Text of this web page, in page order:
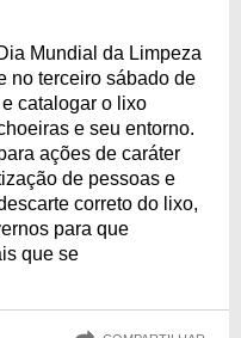
Mundial da Limpeza
no terceiro sábado de
catalogar o lixo
e seu entorno.
ações de caráter
de pessoas e
correto do lixo,
para que
que se